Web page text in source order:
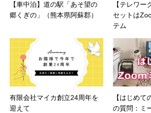
【車中泊】道の駅「あそ望の
郷くぎの」（熊本県阿蘇郡）
【テレワー
セットは
テム
有限会社マイカ創立24周年を
迎えて
【はじめて
の質問：ミ